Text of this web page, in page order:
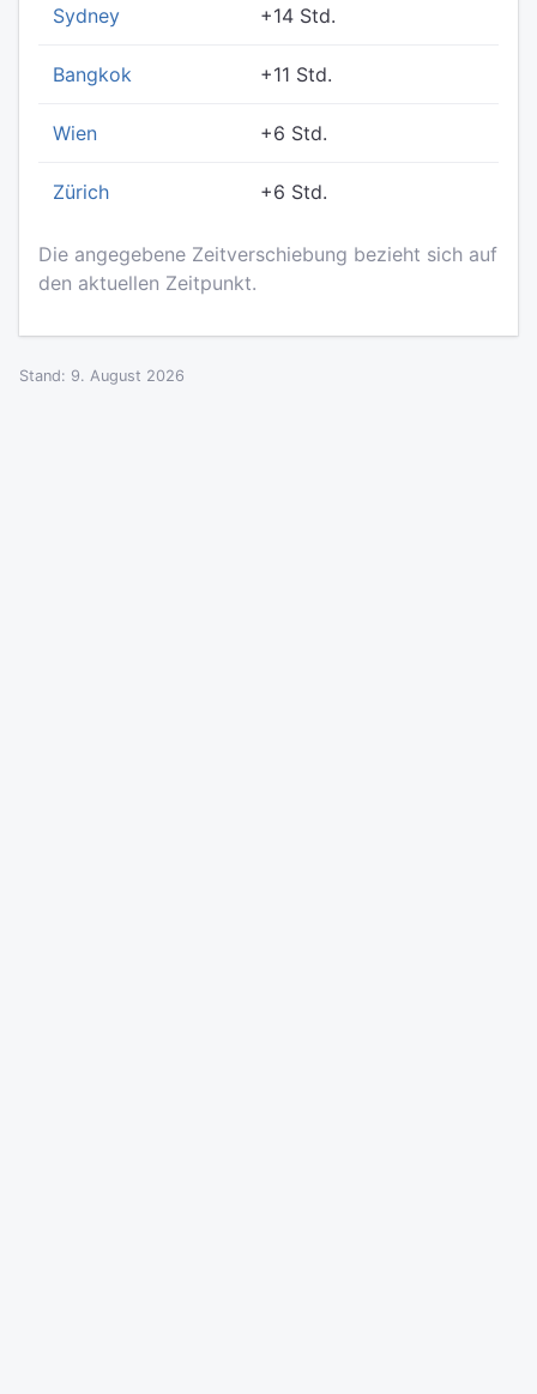
Sydney +14 Std.
Bangkok +11 Std.
Wien +6 Std.
Zürich +6 Std.
Die angegebene Zeitverschiebung bezieht sich auf
den aktuellen Zeitpunkt.
Stand: 9. August 2026